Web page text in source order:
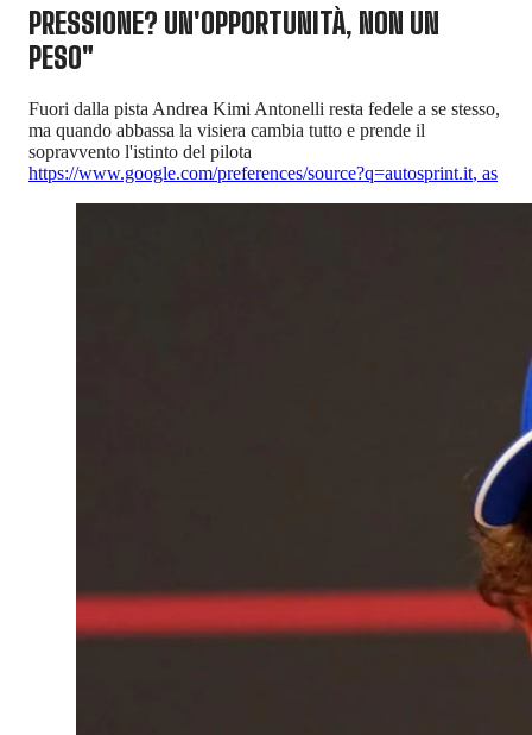
PRESSIONE? UN'OPPORTUNITÀ, NON UN
PESO"
Fuori dalla pista Andrea Kimi Antonelli resta fedele a se stesso,
ma quando abbassa la visiera cambia tutto e prende il
sopravvento l'istinto del pilota
https://www.google.com/preferences/source?q=autosprint.it, as